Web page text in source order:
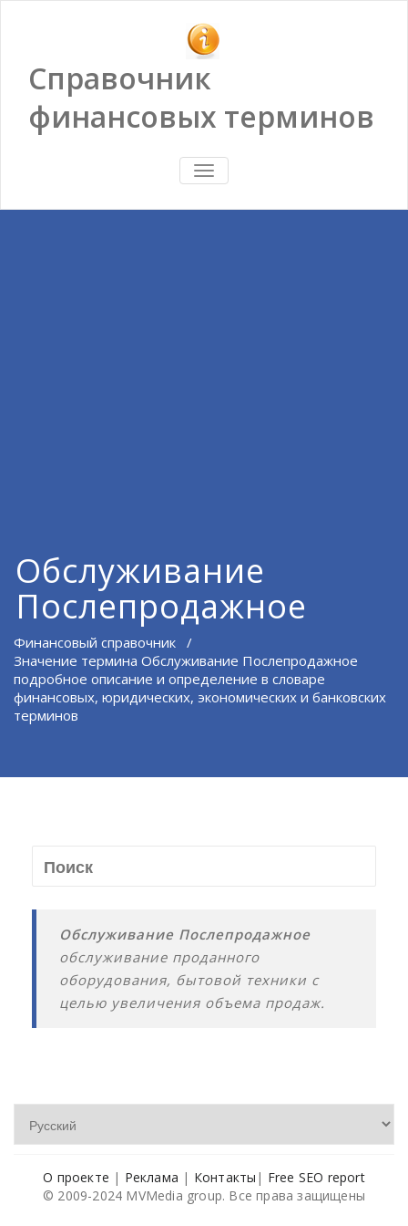
Справочник
финансовых терминов
ПОКАЗАТЬ/
СКРЫТЬ
Обслуживание
Послепродажное
Финансовый справочник /
Значение термина Обслуживание Послепродажное
подробное описание и определение в словаре
финансовых, юридических, экономических и банковских
терминов
Обслуживание Послепродажное
обслуживание проданного
оборудования, бытовой техники с
целью увеличения объема продаж.
О проекте | Реклама | Контакты | Free SEO report
© 2009-2024 MVMedia group. Все права защищены